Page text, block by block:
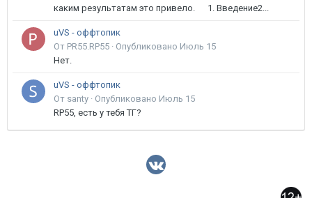
каким результатам это привело. 1. Введение2...
uVS - оффтопик
От PR55.RP55 · Опубликовано Июль 15
Нет.
uVS - оффтопик
От santy · Опубликовано Июль 15
RP55, есть у тебя ТГ?